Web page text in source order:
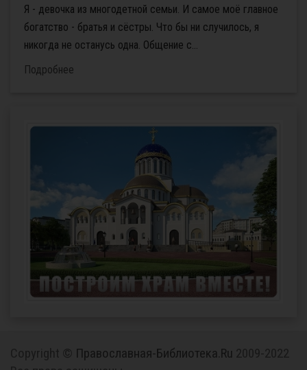
Я - девочка из многодетной семьи. И самое моё главное
богатство - братья и сёстры. Что бы ни случилось, я
никогда не останусь одна. Общение с...
Подробнее
Православная-Библиотека.Ru